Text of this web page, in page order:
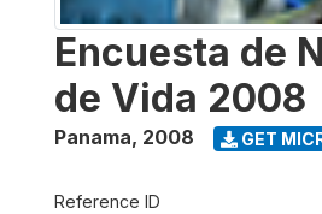
Encuesta de
de Vida 2008
Panama, 2008 GET
Reference ID